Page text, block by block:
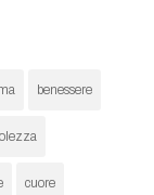
benessere
cuore